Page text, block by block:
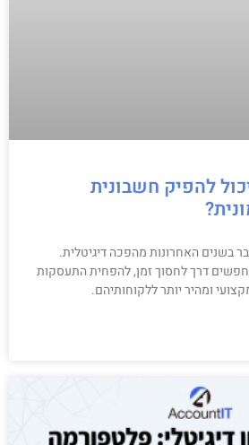
להפיק חשבונית
בשנים האחרונות מהפכה דיגיטלית.
מחפשים דרך לחסוך זמן, להפחית התעסקות
ומהיר יותר ללקוחותיהם.